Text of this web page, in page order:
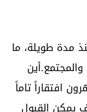
مدة طويلة، ما
افتقاراً تاماً
يمكن القبول